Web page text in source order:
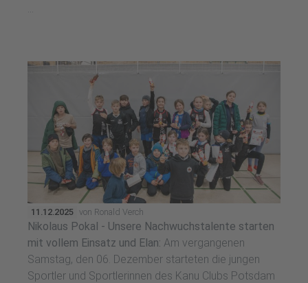
...
11.12.2025 von Ronald Verch
Nikolaus Pokal - Unsere Nachwuchstalente starten
mit vollem Einsatz und Elan: Am vergangenen
Samstag, den 06. Dezember starteten die jungen
Sportler und Sportlerinnen des Kanu Clubs Potsdam